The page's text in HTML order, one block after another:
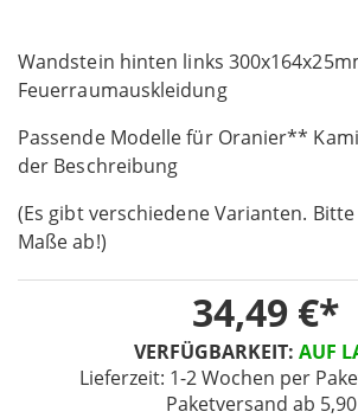
Wandstein hinten links
Feuerraumauskleidung
Passende Modelle für Oranier**
der Beschreibung
(Es gibt verschiedene Varianten.
Maße ab!)
VERFÜGBARKEIT: AUF
Lieferzeit: 1-2 Wochen per
Paketversand ab
34,49 €
gallery
to
the
of
the
gallery